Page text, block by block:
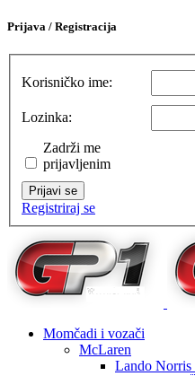
Prijava / Registracija
Korisničko ime:
Lozinka:
Zadrži me
prijavljenim
Prijavi se
Registriraj se
Momčadi i vozači
McLaren
Lando